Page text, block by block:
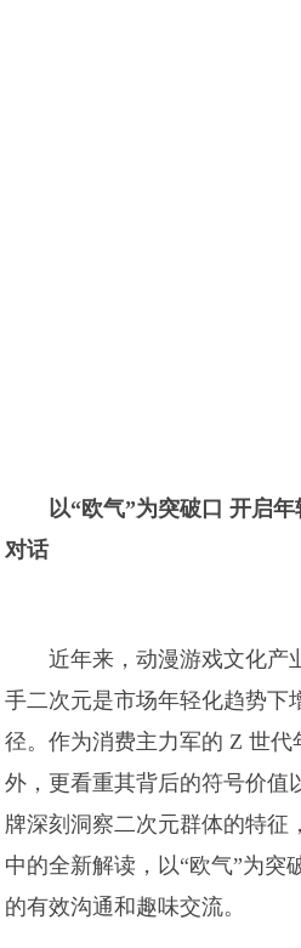
以“欧气”为突破口 开启
对话
近年来，动漫游戏文化产
手二次元是市场年轻化趋势下
径。作为消费主力军的 Z 世
外，更看重其背后的符号价值
牌深刻洞察二次元群体的特征
中的全新解读，以“欧气”为突
的有效沟通和趣味交流。